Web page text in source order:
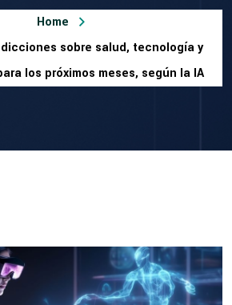
Home
sobre salud, tecnología y
los próximos meses, según la IA